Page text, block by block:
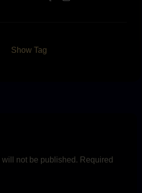
Show Tag
not be published. Required